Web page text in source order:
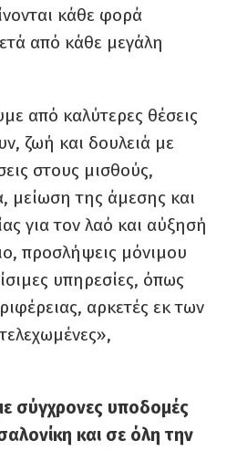
κάθε φορά
από κάθε μεγάλη
από καλύτερες θέσεις
ζωή και δουλειά με
στους μισθούς,
μείωση της άμεσης και
για τον λαό και αύξησή
προσλήψεις μόνιμου
υπηρεσίες, όπως
αρκετές εκ των
σύγχρονες υποδομές
και σε όλη την